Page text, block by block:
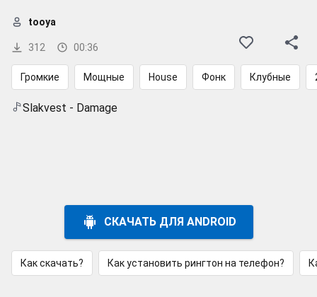
312 00:36
tooya
Громкие Мощные House Фонк Клубные
Slakvest - Damage
СКАЧАТЬ ДЛЯ ANDROID
Как скачать? Как установить рингтон на телефон?